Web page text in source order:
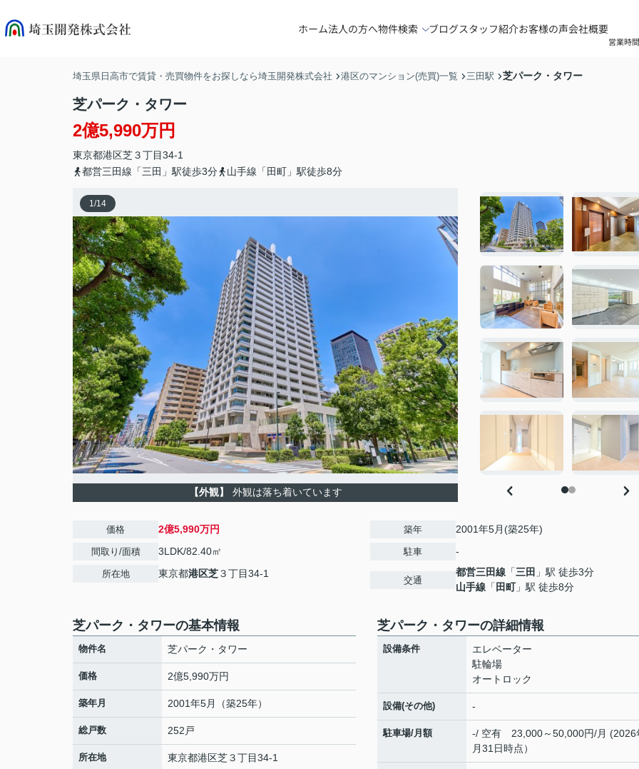
ホーム法人の方へ物件検索 ブログスタッフ紹介お客様の声会社概要
営業時
埼玉県日高市で賃貸・売買物件をお探しなら埼玉開発株式会社 港区のマンション(売買)一覧 三田駅 芝パーク・タワー
芝パーク・タワー
2億5,990万円
東京都港区芝３丁目34-1
都営三田線「三田」駅徒歩3分
山手線「田町」駅徒歩8分
1/14
【外観】 外観は落ち着いています
価格 2億5,990万円
間取り/面積 3LDK/82.40㎡
所在地 東京都港区芝３丁目34-1
築年 2001年5月(築25年)
駐車 -
交通
都営三田線 「三田 」駅 徒歩3分
山手線 「 田町」駅 徒歩8分
芝パーク・タワーの基本情報
物件名 芝パーク・タワー
価格 2億5,990万円
築年月 2001年5月（築25年）
総戸数 252戸
所在地 東京都港区芝３丁目34-1
芝パーク・タワーの詳細情報
設備条件
エレベーター
駐輪場
オートロック
設備(その他) -
駐車場/月額
-/ 空有 23,000～50,000円/月 (2026
月31日時点）